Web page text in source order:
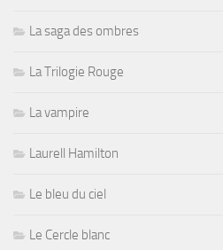
La saga des ombres
La Trilogie Rouge
La vampire
Laurell Hamilton
Le bleu du ciel
Le Cercle blanc